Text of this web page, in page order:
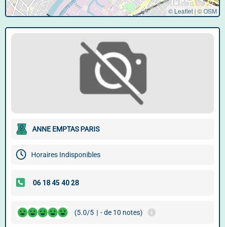
© Leaflet|©OSM
ANNE EMPTAS PARIS
Horaires Indisponibles
(5.0/5 | - de 10 notes)